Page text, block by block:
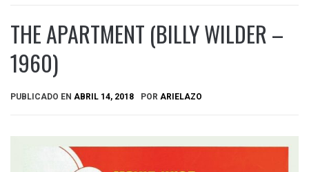
THE APARTMENT (BILLY WILDER –
1960)
PUBLICADO EN ABRIL 14, 2018 POR ARIELAZO